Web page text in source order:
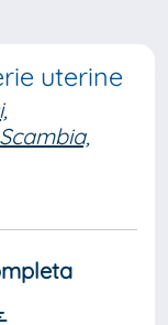
uterine
Scambia,